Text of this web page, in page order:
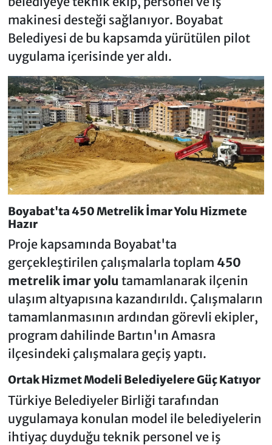
makinesi desteği sağlanıyor. Boyabat
Belediyesi de bu kapsamda yürütülen pilot
uygulama içerisinde yer aldı.
Boyabat'ta 450 Metrelik İmar Yolu Hizmete
Hazır
Proje kapsamında Boyabat'ta
gerçekleştirilen çalışmalarla toplam 450
metrelik imar yolu tamamlanarak ilçenin
ulaşım altyapısına kazandırıldı. Çalışmaların
tamamlanmasının ardından görevli ekipler,
program dahilinde Bartın'ın Amasra
ilçesindeki çalışmalara geçiş yaptı.
Ortak Hizmet Modeli Belediyelere Güç Katıyor
Türkiye Belediyeler Birliği tarafından
uygulamaya konulan model ile belediyelerin
ihtiyaç duyduğu teknik personel ve iş